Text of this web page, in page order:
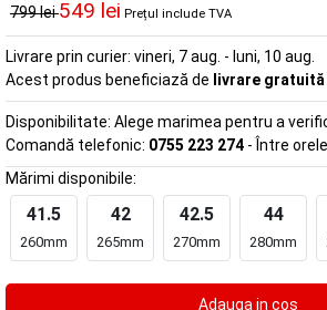
799 lei549 lei Prețul include TVA
Livrare prin curier: vineri, 7 aug. - luni, 10 aug.
Acest produs beneficiază de livrare gratuită
Disponibilitate: Alege marimea pentru a
Comandă telefonic: 0755 223 274 - Între
Mărimi disponibile:
41.5
260mm
42
265mm
42.5
270mm
44
280mm